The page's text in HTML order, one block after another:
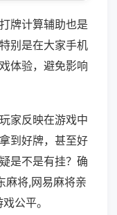
牌计算辅助也是
别是在大家手机
体验，避免影响
家反映在游戏中
到好牌，甚至好
是不是有挂？确
麻将,网易麻将亲
公平。